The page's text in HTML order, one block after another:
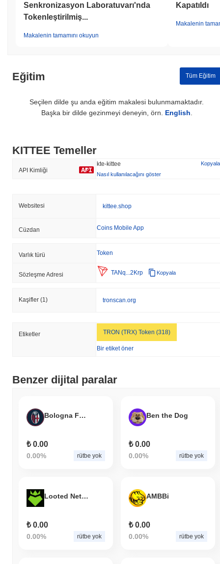
Senkronizasyon Laboratuvarı'nda
Tokenleştirilmiş...
Makalenin tamamını okuyun
Kapatıldı
Makalenin
Eğitim Tüm Eğitim
Seçilen dilde şu anda eğitim makalesi bulunmamaktadır.
Başka bir dilde gezinmeyi deneyin, örn. English
KITTEE Temeller
API Kimliği
kte-kittee
Kopyala
Nasıl kullanılacağını göster
Websitesi kittee.shop
Cüzdan Coins Mobile App
Varlık türü Token
Sözleşme Adresi TANq...2Krp Kopyala
Kaşifler (1) tronscan.org
Etiketler TRON (TRX) Token (318)
Bir etiket öner
Benzer dijital paralar
Bologna FC Fan Token
₺ 0.00
0.00% rütbe yok
Ben the Dog
₺ 0.00
0.00% rütbe yok
Looted Network
₺ 0.00
0.00% rütbe yok
AMBBi
₺ 0.00
0.00% rütbe yok